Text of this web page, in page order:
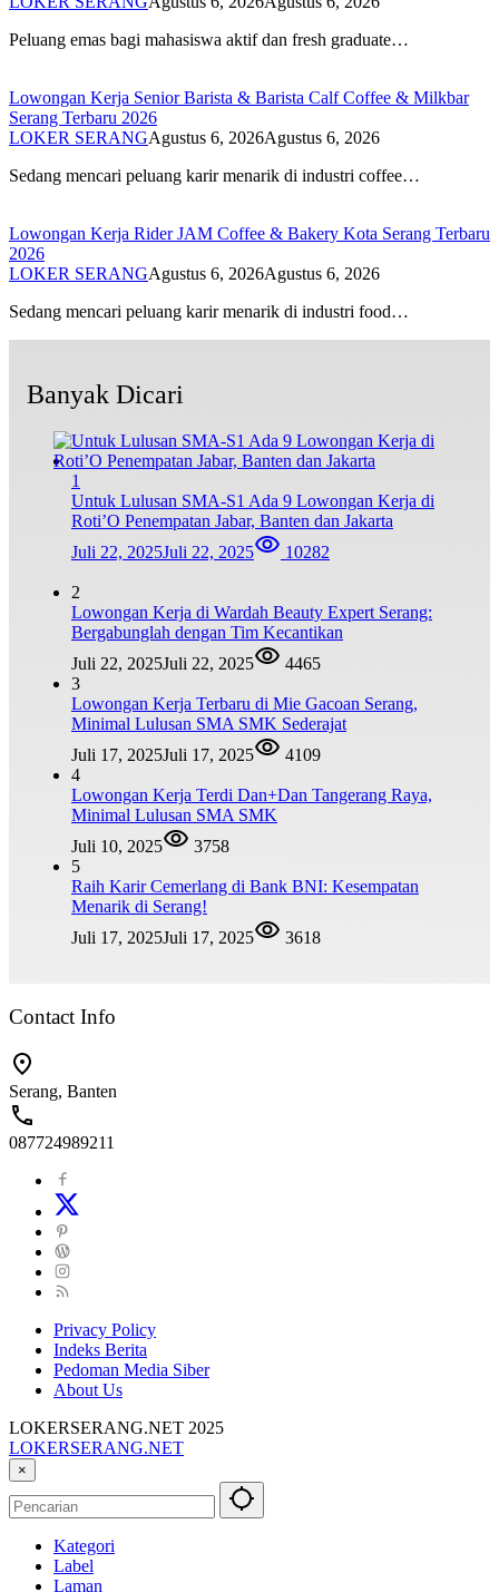
Peluang emas bagi mahasiswa aktif dan fresh graduate…
Lowongan Kerja Senior Barista & Barista Calf Coffee & Milkbar
Serang Terbaru 2026
LOKER SERANGAgustus 6, 2026Agustus 6, 2026
Sedang mencari peluang karir menarik di industri coffee…
Lowongan Kerja Rider JAM Coffee & Bakery Kota Serang Terbaru
2026
LOKER SERANGAgustus 6, 2026Agustus 6, 2026
Sedang mencari peluang karir menarik di industri food…
Banyak Dicari
1
Untuk Lulusan SMA-S1 Ada 9 Lowongan Kerja di
Roti’O Penempatan Jabar, Banten dan Jakarta
Juli 22, 2025Juli 22, 2025 10282
2
Lowongan Kerja di Wardah Beauty Expert Serang:
Bergabunglah dengan Tim Kecantikan
Juli 22, 2025Juli 22, 2025
4465
3
Lowongan Kerja Terbaru di Mie Gacoan Serang,
Minimal Lulusan SMA SMK Sederajat
Juli 17, 2025Juli 17, 2025
4109
4
Lowongan Kerja Terdi Dan+Dan Tangerang Raya,
Minimal Lulusan SMA SMK
Juli 10, 2025
3758
5
Raih Karir Cemerlang di Bank BNI: Kesempatan
Menarik di Serang!
Juli 17, 2025Juli 17, 2025 3618
Contact Info
Serang, Banten
087724989211
Privacy Policy
Indeks Berita
Pedoman Media Siber
About Us
LOKERSERANG.NET 2025
LOKERSERANG.NET
Info
Lowongan
Kerja
Sekitarnya
×
Kategori
Label
Laman